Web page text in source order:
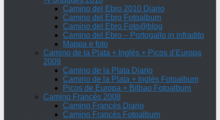
Camino del Ebro 2010 Diario
Camino del Ebro Fotoalbum
Camino del Ebro Foto@blog
Camino del Ebro – Portogallo in infradito
Mappa e foto
Camino de la Plata + Inglès + Picos d’Europa
2009
Camino de la Plata Diario
Camino de la Plata + Inglès Fotoalbum
Picos de Europa + Bilbao Fotoalbum
Camino Francés 2008
Camino Francés Diario
Camino Francés Fotoalbum